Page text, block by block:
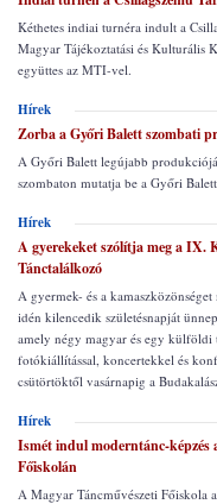
Kéthetes indiai turnéra indult a
Magyar Tájékoztatási és Kulturális
együttes az MTI-vel.
Hírek
Zorba a Győri Balett szombati
A Győri Balett legújabb
szombaton mutatja be a Győri
Hírek
A gyerekeket szólítja meg a IX.
Tánctalálkozó
A gyermek- és a
idén kilencedik születésnapját
amely négy magyar és egy külföldi
fotókiállítással, koncertekkel és
csütörtöktől vasárnapig a
Hírek
Ismét indul moderntánc-képzés
Főiskolán
A Magyar Táncművészeti Főiskola